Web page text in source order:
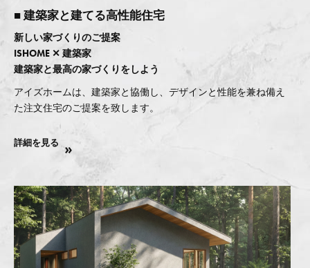
■ 建築家と建てる高性能住宅
新しい家づくりのご提案
ISHOME ✕ 建築家
建築家と最高の家づくりをしよう
アイズホームは、建築家と協働し、デザインと性能を兼ね備え
た注文住宅のご提案を致します。
詳細を見る